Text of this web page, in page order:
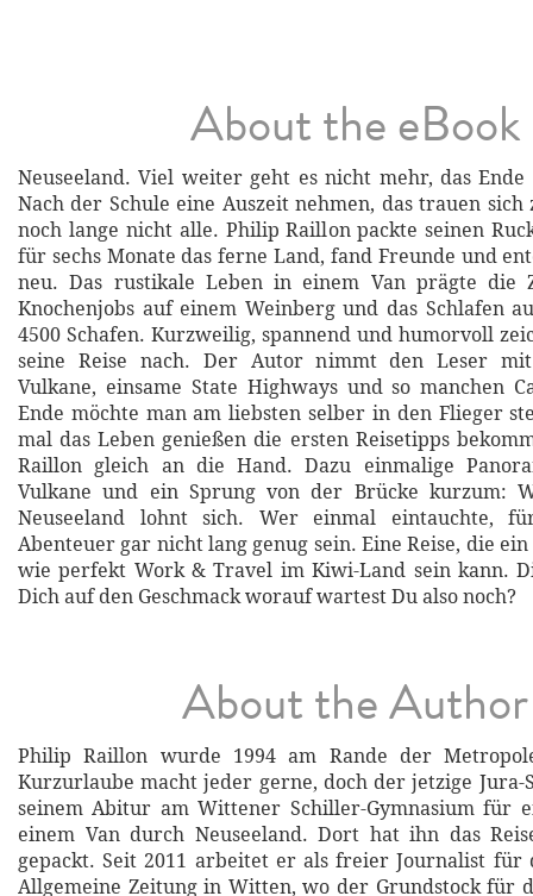
About the eBook
Neuseeland. Viel weiter geht es nicht mehr, das
Nach der Schule eine Auszeit nehmen, das trauen
noch lange nicht alle. Philip Raillon packte seinen
für sechs Monate das ferne Land, fand Freunde und
neu. Das rustikale Leben in einem Van prägte die
Knochenjobs auf einem Weinberg und das Schlafen
4500 Schafen. Kurzweilig, spannend und humorvoll
seine Reise nach. Der Autor nimmt den Leser
Vulkane, einsame State Highways und so manchen
Ende möchte man am liebsten selber in den Flieger
mal das Leben genießen die ersten Reisetipps
Raillon gleich an die Hand. Dazu einmalige
Vulkane und ein Sprung von der Brücke kurzum:
Neuseeland lohnt sich. Wer einmal eintauchte,
Abenteuer gar nicht lang genug sein. Eine Reise, die
wie perfekt Work & Travel im Kiwi-Land sein kann.
Dich auf den Geschmack worauf wartest Du also noch?
About the Author
Philip Raillon wurde 1994 am Rande der
Kurzurlaube macht jeder gerne, doch der jetzige Jura-
seinem Abitur am Wittener Schiller-Gymnasium für
einem Van durch Neuseeland. Dort hat ihn das
gepackt. Seit 2011 arbeitet er als freier Journalist für
Allgemeine Zeitung in Witten, wo der Grundstock für